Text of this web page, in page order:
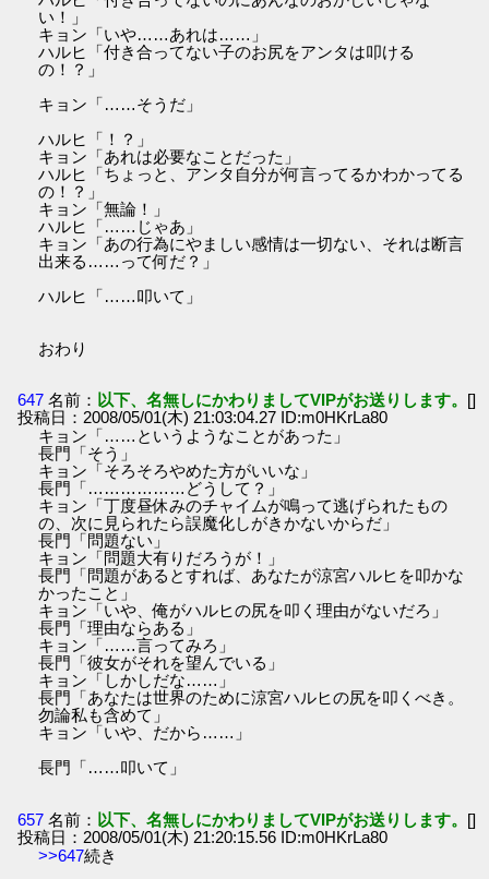
い！」
キョン「いや……あれは……」
ハルヒ「付き合ってない子のお尻をアンタは叩ける
の！？」
キョン「……そうだ」
ハルヒ「！？」
キョン「あれは必要なことだった」
ハルヒ「ちょっと、アンタ自分が何言ってるかわかってる
の！？」
キョン「無論！」
ハルヒ「……じゃあ」
キョン「あの行為にやましい感情は一切ない、それは断言
出来る……って何だ？」
ハルヒ「……叩いて」
おわり
647 名前： 以下、名無しにかわりましてVIPがお送りします。 []
投稿日：2008/05/01(木) 21:03:04.27 ID:m0HKrLa80
キョン「……というようなことがあった」
長門「そう」
キョン「そろそろやめた方がいいな」
長門「………………どうして？」
キョン「丁度昼休みのチャイムが鳴って逃げられたもの
の、次に見られたら誤魔化しがきかないからだ」
長門「問題ない」
キョン「問題大有りだろうが！」
長門「問題があるとすれば、あなたが涼宮ハルヒを叩かな
かったこと」
キョン「いや、俺がハルヒの尻を叩く理由がないだろ」
長門「理由ならある」
キョン「……言ってみろ」
長門「彼女がそれを望んでいる」
キョン「しかしだな……」
長門「あなたは世界のために涼宮ハルヒの尻を叩くべき。
勿論私も含めて」
キョン「いや、だから……」
長門「……叩いて」
657 名前： 以下、名無しにかわりましてVIPがお送りします。 []
投稿日：2008/05/01(木) 21:20:15.56 ID:m0HKrLa80
>>647続き